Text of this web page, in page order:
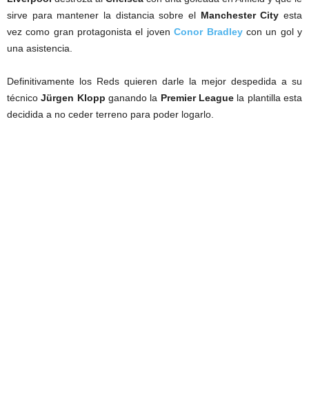
sirve para mantener la distancia sobre el Manchester City esta
vez como gran protagonista el jovenConor Bradleycon un gol y
una asistencia.
Definitivamente los Reds quieren darle la mejor despedida a su
técnicoJürgen Klopp ganando la Premier League la plantilla esta
decidida a no ceder terreno para poder logarlo.